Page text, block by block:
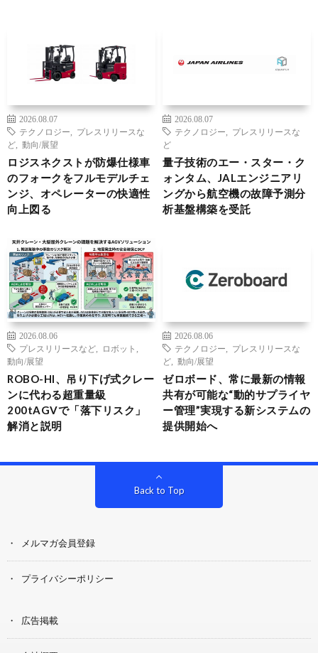
2026.08.07
テクノロジー
プレスリリースな
ど
動向/展望
ロジスネクストが防爆仕様車
のフォークをフルモデルチェ
ンジ、オペレーターの快適性
向上図る
2026.08.07
テクノロジー
プレスリリースな
ど
量子技術のエー・スター・ク
ォンタム、JALエンジニアリ
ングから航空機の故障予測分
析基盤構築を受託
2026.08.06
プレスリリースなど
ロボット
動向/展望
ROBO-HI、吊り下げ式クレー
ンに代わる超重量級
200tAGVで「落下リスク」
解消と説明
2026.08.06
テクノロジー
プレスリリースな
ど
動向/展望
ゼロボード、常に最新の情報
共有が可能な“動的サプライヤ
ー管理”実現する新システムの
提供開始へ
Back to Top
メルマガ会員登録
プライバシーポリシー
広告掲載